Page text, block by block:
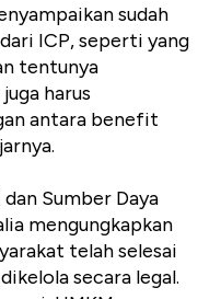
sudah
ICP, seperti yang
tentunya
harus
antara benefit
Sumber Daya
mengungkapkan
telah selesai
secara legal.